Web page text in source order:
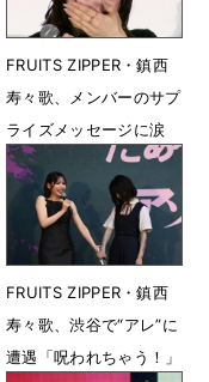
FRUITS ZIPPER・鎮西
寿々歌、メンバーのサプ
ライズメッセージに涙
7月24日 22時38分
FRUITS ZIPPER・鎮西
寿々歌、渋谷で“アレ”に
遭遇「呪われちゃう！」